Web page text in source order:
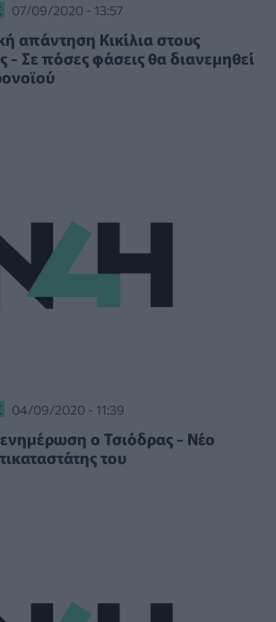
07/09/2020 - 13:57
απάντηση Κικίλια στους
- Σε πόσες φάσεις θα διανεμηθεί
04/09/2020 - 11:39
ο Τσιόδρας - Νέο
του